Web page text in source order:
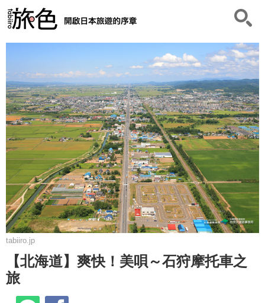
tabiiro.jp
【北海道】爽快！美唄～石狩摩托車之
旅